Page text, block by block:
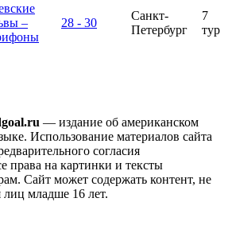
–
28 - 30
Санкт-
Петербург
7
тур
— издание об американском
Использование материалов cайта
согласия
права на картинки и тексты
Сайт может содержать контент, не
младше 16 лет.